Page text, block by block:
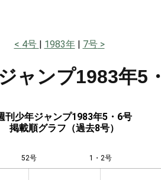
4号 1983年 7号
ャンプ1983年5
刊少年ジャンプ1983年5・6号
掲載順グラフ（過去8号）
52号 1・2号